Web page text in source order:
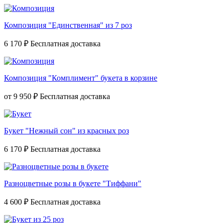
Композиция "Единственная" из 7 роз
6 170 ₽
Композиция "Комплимент" букета в корзине
от 9 950 ₽
Букет "Нежный сон" из красных роз
6 170 ₽
Разноцветные розы в букете "Тиффани"
4 600 ₽